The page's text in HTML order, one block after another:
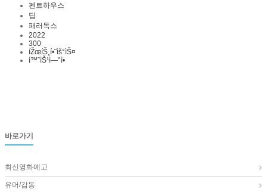
펜트하우스
딥
패러독스
2022
300
íŽœíŠ¸í•˜ìš°ìŠ¤
í™˜ìŠ¹ì—°ì•
바로가기
최신영화예고
유머/감동